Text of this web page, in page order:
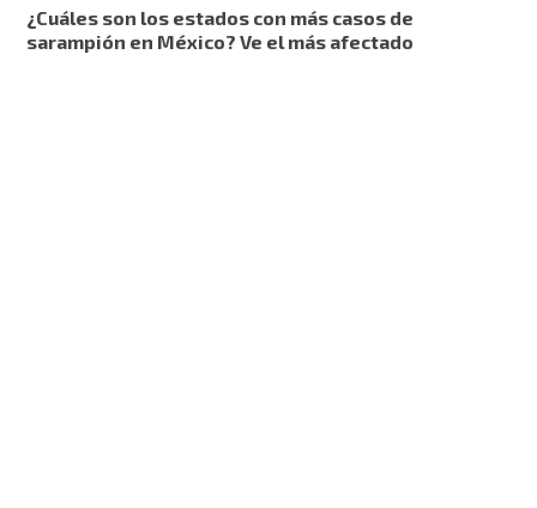
¿Cuáles son los estados con más casos de
sarampión en México? Ve el más afectado